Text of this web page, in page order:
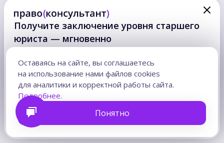
Получите заключение уровня старшего
юриста — мгновенно
Ответ на правовой вопрос — в формате готового
юридического заключения с аргументами
и учтенными рисками. На основе актуальной практики
и норм.
Часы на подготовку возвращаются для клиентов,
стратегии и сложных решений.
Получить заключение
Оставаясь на сайте, вы соглашаетесь
на использование нами файлов cookies
для аналитики и корректной работы сайта.
Подробнее.
Понятно